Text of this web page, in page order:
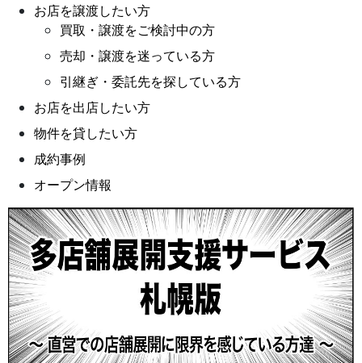
お店を譲渡したい方
買取・譲渡をご検討中の方
売却・譲渡を迷っている方
引継ぎ・委託先を探している方
お店を出店したい方
物件を貸したい方
成約事例
オープン情報